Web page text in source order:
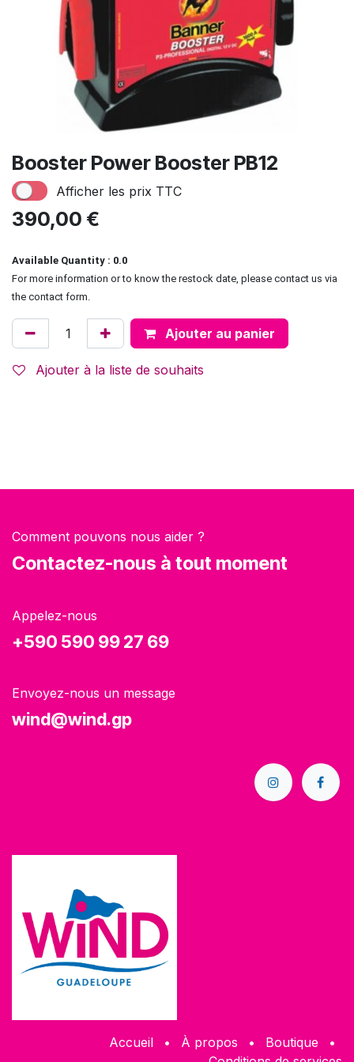
Booster Power Booster PB12
Afficher les prix TTC
390,00 €
Available Quantity : 0.0
For more information or to know the restock date, please contact us via
the contact form.
Ajouter au panier
Ajouter à la liste de souhaits
Comment pouvons nous aider ?
Contactez-nous à tout moment
Appelez-nous
+590 590 99 27 69
Envoyez-nous un message
wind@wind.gp
Accueil • À propos • Boutique
•